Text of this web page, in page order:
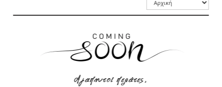
Αγαπητοί πελάτες,